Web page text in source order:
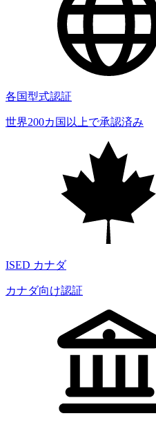
各国型式認証
世界200カ国以上で承認済み
ISED カナダ
カナダ向け認証